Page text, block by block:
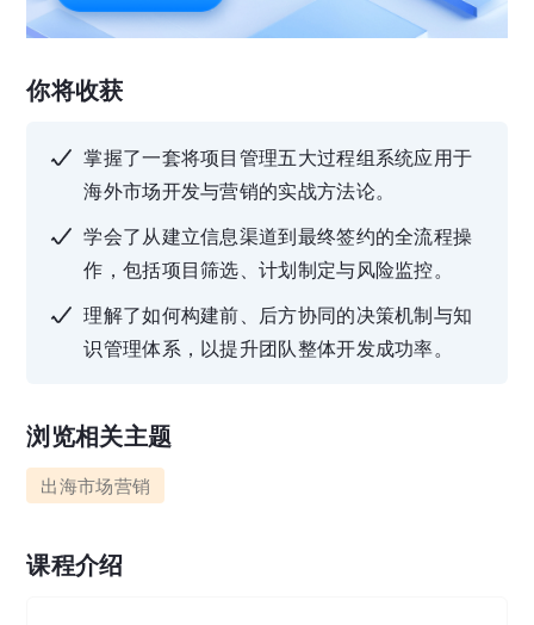
你将收获
掌握了一套将项目管理五大过程组系统应用于
海外市场开发与营销的实战方法论。
学会了从建立信息渠道到最终签约的全流程操
作，包括项目筛选、计划制定与风险监控。
理解了如何构建前、后方协同的决策机制与知
识管理体系，以提升团队整体开发成功率。
浏览相关主题
出海市场营销
课程介绍